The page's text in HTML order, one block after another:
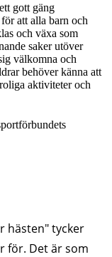
gott gäng
att alla barn och
och växa som
saker utöver
välkomna och
behöver känna att
aktiviteter och
hästen" tycker
för. Det är som